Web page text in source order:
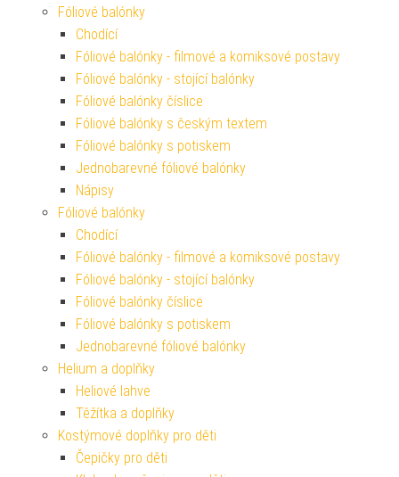
Fóliové balónky
Chodící
Fóliové balónky - filmové a komiksové postavy
Fóliové balónky - stojící balónky
Fóliové balónky číslice
Fóliové balónky s českým textem
Fóliové balónky s potiskem
Jednobarevné fóliové balónky
Nápisy
Fóliové balónky
Chodící
Fóliové balónky - filmové a komiksové postavy
Fóliové balónky - stojící balónky
Fóliové balónky číslice
Fóliové balónky s potiskem
Jednobarevné fóliové balónky
Helium a doplňky
Heliové lahve
Těžítka a doplňky
Kostýmové doplňky pro děti
Čepičky pro děti